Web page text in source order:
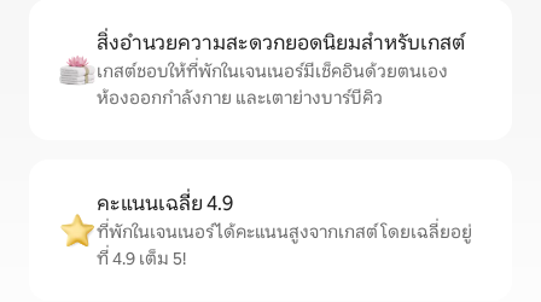
สิ่งอำนวยความสะดวกยอดนิยมสำหรับเกสต์
เกสต์ชอบให้ที่พักในเจนเนอร์มีเช็คอินด้วยตนเอง
ห้องออกกำลังกาย และเตาย่างบาร์บีคิว
คะแนนเฉลี่ย 4.9
ที่พักในเจนเนอร์ได้คะแนนสูงจากเกสต์ โดยเฉลี่ยอยู่
ที่ 4.9 เต็ม 5!